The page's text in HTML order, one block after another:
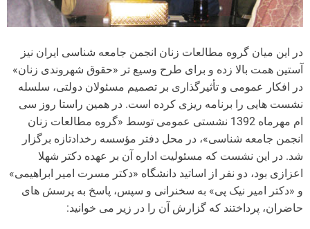
در این میان گروه مطالعات زنان انجمن جامعه شناسی ایران نیز
آستین همت بالا زده و برای طرح وسیع تر «حقوق شهروندی زنان»
در افکار عمومی و تأثیرگذاری بر تصمیم مسئولان دولتی، سلسله
نشست هایی را برنامه ریزی کرده است. در همین راستا روز سی
ام مهرماه 1392 نشستی عمومی توسط «گروه مطالعات زنان
انجمن جامعه شناسی»، در محل دفتر مؤسسه رخدادتازه برگزار
شد. در این نشست که مسئولیت اداره آن بر عهده دکتر شهلا
اعزازی بود، دو نفر از اساتید دانشگاه «دکتر مسرت امیر ابراهیمی»
و «دکتر امیر نیک پی» به سخنرانی و سپس، پاسخ به پرسش های
حاضران، پرداختند که گزارش آن را در زیر می خوانید: